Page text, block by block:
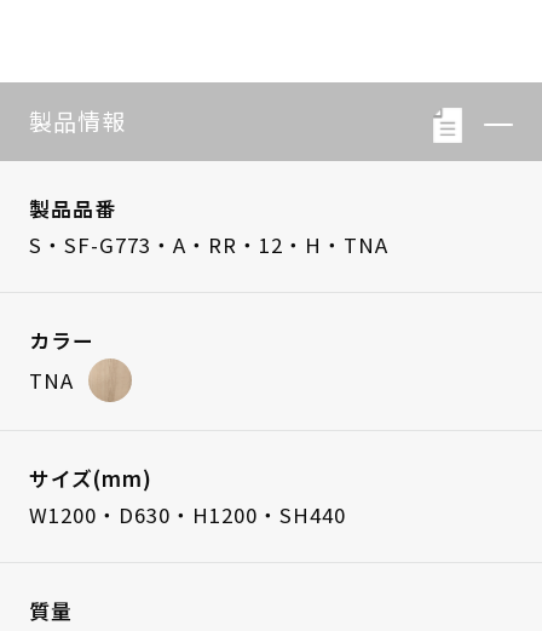
製品情報
製品品番
S・SF-G773・A・RR・12・H・TNA
カラー
TNA
サイズ(mm)
W1200・D630・H1200・SH440
質量